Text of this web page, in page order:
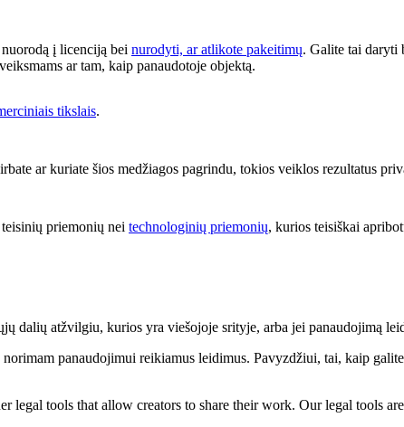
į licenciją bei nurodyti, ar atlikote pakeitimų. Galite tai daryti
ar tam, kaip panaudotoje objektą.
tikslais.
ar kuriate šios medžiagos pagrindu, tokios veiklos rezultatus
priemonių nei technologinių priemonių, kurios teisiškai
dalių atžvilgiu, kurios yra viešojoje srityje, arba jei panaudojimą
panaudojimui reikiamus leidimus. Pavyzdžiui, tai, kaip
legal tools that allow creators to share their work. Our legal tools